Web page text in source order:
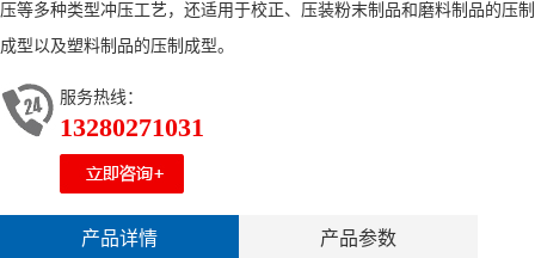
压等多种类型冲压工艺，还适用于校正、压装粉末制品和磨料制品的压制
成型以及塑料制品的压制成型。
服务热线：
13280271031
产品详情 产品参数